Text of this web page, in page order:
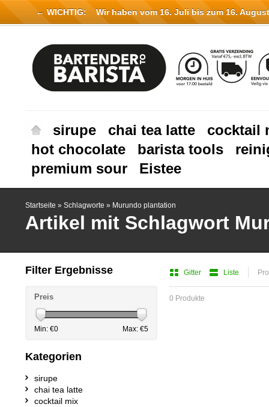
sirupe chai tea latte
cocktail
hot chocolate
barista tools
premium sour
Eistee
Startseite » Schlagworte » Murundo plantation
Artikel mit Schlagwort
Gitter Liste
0 Produkte
Filter Ergebnisse
Preis
Min: €0 Max: €5
Kategorien
sirupe
chai tea latte
cocktail mix
← WICHTIG: Wir haben vom 16. Juli bis zum 16.